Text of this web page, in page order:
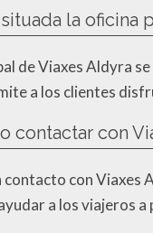
la oficina
de Viaxes Aldyra
a los clientes
contactar con
contacto con Viaxes
a los viajeros